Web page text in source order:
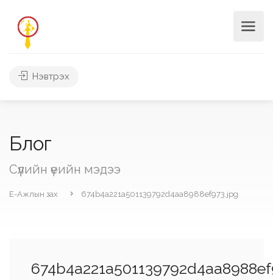
Нэвтрэх
Блог
Сүүлийн үеийн мэдээ
Е-Ажлын зах 674b4a221a501139792d4aa8988ef973.jpg